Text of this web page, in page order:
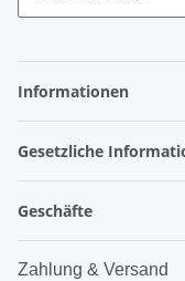
Informationen
Gesetzliche
Geschäfte
Zahlung & Versand